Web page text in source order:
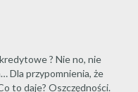
? Nie no, nie
Dla przypomnienia, że
to daje? Oszczędności.